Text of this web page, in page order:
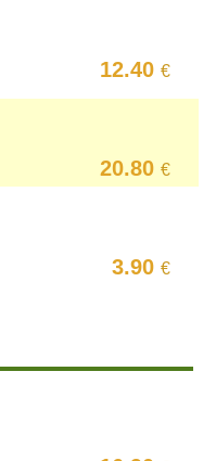
12.40€
20.80€
3.90€